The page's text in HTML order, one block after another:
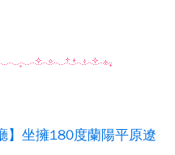
】坐擁180度蘭陽平原遼